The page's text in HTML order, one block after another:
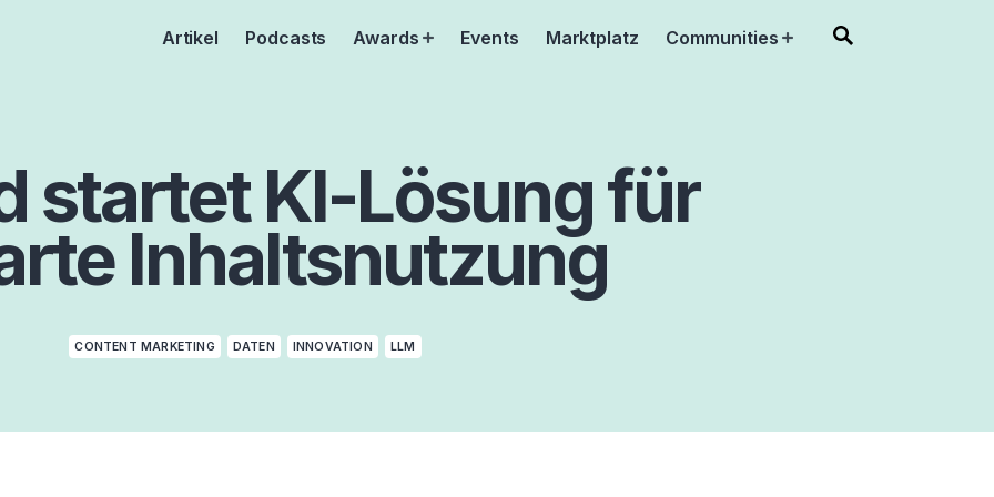
Artikel Podcasts Awards OpenEvents Marktplatz Communities Open
startet KI-Lösung für
Inhaltsnutzung
CONTENT MARKETING DATEN INNOVATION LLM